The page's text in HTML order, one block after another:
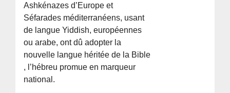
Ashkénazes d’Europe et
Séfarades méditerranéens, usant
de langue Yiddish, européennes
ou arabe, ont dû adopter la
nouvelle langue héritée de la Bible
, l’hébreu promue en marqueur
national.